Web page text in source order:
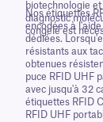
biotechnologie
diagnostic
congelé est
Nos étiquettes
encodées à
dédiées.
résistants aux
obtenues
puce RFID UHF
avec jusqu'à 32
étiquettes RFID
RFID UHF